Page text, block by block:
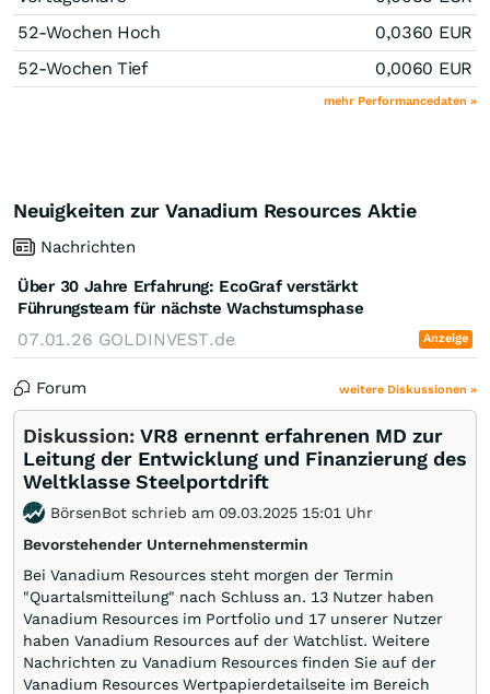
52-Wochen Hoch
0,0360 EUR
52-Wochen Tief
0,0060 EUR
mehr Performancedaten »
Neuigkeiten zur Vanadium Resources Aktie
Nachrichten
Über 30 Jahre Erfahrung: EcoGraf verstärkt
Führungsteam für nächste Wachstumsphase
07.01.26 GOLDINVEST.de Anzeige
Forum weitere Diskussionen »
Diskussion: VR8 ernennt erfahrenen MD zur
Leitung der Entwicklung und Finanzierung des
Weltklasse Steelportdrift
BörsenBot schrieb am 09.03.2025 15:01 Uhr
Bevorstehender Unternehmenstermin
Bei Vanadium Resources steht morgen der Termin
"Quartalsmitteilung" nach Schluss an. 13 Nutzer haben
Vanadium Resources im Portfolio und 17 unserer Nutzer
haben Vanadium Resources auf der Watchlist. Weitere
Nachrichten zu Vanadium Resources finden Sie auf der
Vanadium Resources Wertpapierdetailseite im Bereich